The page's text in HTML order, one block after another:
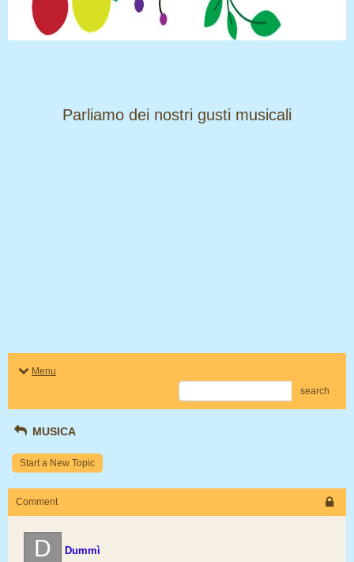
​​​​​​​Parliamo dei nostri gusti musicali
Menu
search
MUSICA
Start a New Topic
Comment
D Dummì